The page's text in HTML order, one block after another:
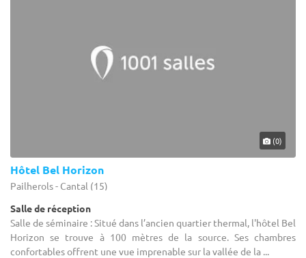
(0)
Hôtel Bel Horizon
Pailherols - Cantal (15)
Salle de réception
Salle de séminaire : Situé dans l’ancien quartier thermal, l'hôtel Bel
Horizon se trouve à 100 mètres de la source. Ses chambres
confortables offrent une vue imprenable sur la vallée de la ...